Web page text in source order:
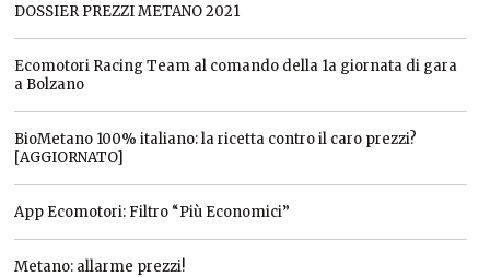
DOSSIER PREZZI METANO 2021
Ecomotori Racing Team al comando della 1a giornata di gara
a Bolzano
BioMetano 100% italiano: la ricetta contro il caro prezzi?
[AGGIORNATO]
App Ecomotori: Filtro “Più Economici”
Metano: allarme prezzi!